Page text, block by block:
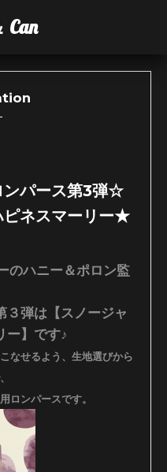
Can
ンパース第3弾☆
ピネスマーリー★
ハニー＆ポロン監
３弾は【スノージャ
ー】です♪
なせるよう、 生地選びから
ロンパースです。